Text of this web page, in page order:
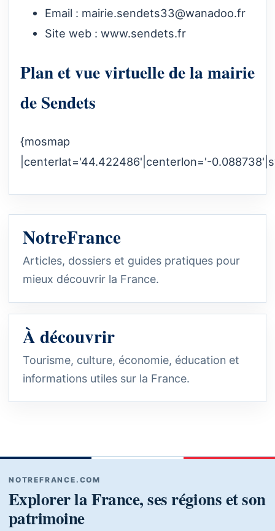
Email : mairie.sendets33@wanadoo.fr
Site web : www.sendets.fr
Plan et vue virtuelle de la mairie
de Sendets
{mosmap
|centerlat='44.422486'|centerlon='-
NotreFrance
Articles, dossiers et guides pratiques pour
mieux découvrir la France.
À découvrir
Tourisme, culture, économie, éducation et
informations utiles sur la France.
NOTREFRANCE.COM
Explorer la France, ses régions et son
patrimoine